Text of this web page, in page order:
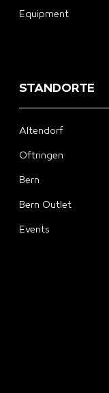
Equipment
STANDORTE
Altendorf
Oftringen
Bern
Bern Outlet
Events